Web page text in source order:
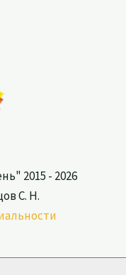
2015 - 2026
С. Н.